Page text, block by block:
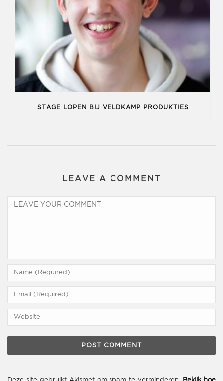
STAGE LOPEN BIJ VELDKAMP PRODUKTIES
LEAVE A COMMENT
Deze site gebruikt Akismet om spam te verminderen. Bekijk hoe